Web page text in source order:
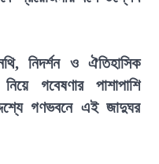
নিদর্শন ও ঐতিহাসিক
গবেষণার পাশাপাশি
গণভবনে এই জাদুঘর